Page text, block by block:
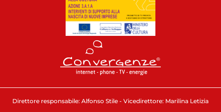
Direttore responsabile: Alfonso Stile - Vicedirettore: Marilina Letizia